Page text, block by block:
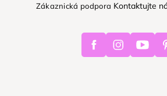
Zákaznická podpora Kontaktujte
FacebookInstagram